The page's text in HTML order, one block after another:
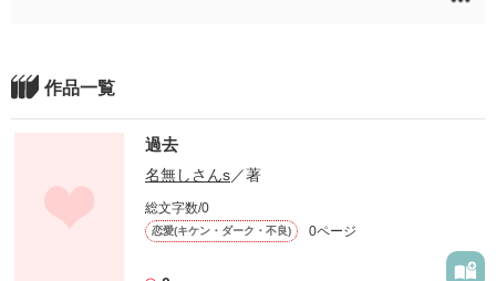
作品一覧
過去
名無しさんs／著
総文字数/0
恋愛(キケン・ダーク・不良) 0ページ